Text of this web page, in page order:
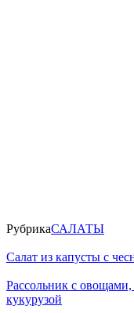
РубрикаСАЛАТЫ
Салат из капусты с
Рассольник с
кукурузой